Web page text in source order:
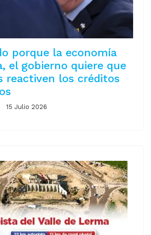
porque la economía
el gobierno quiere que
reactiven los créditos
15 Julio 2026